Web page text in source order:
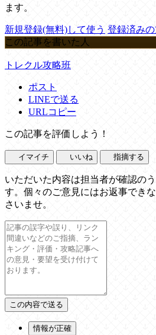
ます。
新規登録(無料)して使う 登録済み
この記事を書いた人
トレクル攻略班
ポスト
LINEで送る
URLコピー
この記事を評価しよう！
イマイチ いいね 指摘する
いただいた内容は担当者が確認の
す。個々のご意見にはお返事でき
さいませ。
情報が正確